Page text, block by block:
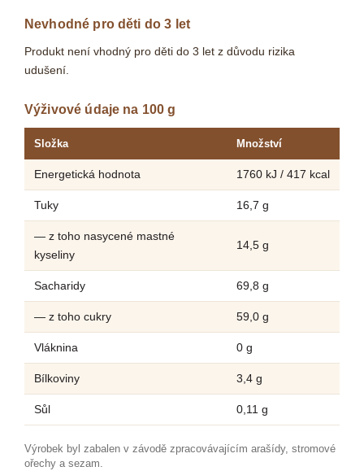
Nevhodné pro děti do 3 let
Produkt není vhodný pro děti do 3 let z důvodu rizika
udušení.
Výživové údaje na 100 g
Složka Množství
Energetická hodnota 1760 kJ / 417 kcal
Tuky 16,7 g
— z toho nasycené mastné
kyseliny
14,5 g
Sacharidy 69,8 g
— z toho cukry 59,0 g
Vláknina 0 g
Bílkoviny 3,4 g
Sůl 0,11 g
Výrobek byl zabalen v závodě zpracovávajícím arašídy, stromové
ořechy a sezam.